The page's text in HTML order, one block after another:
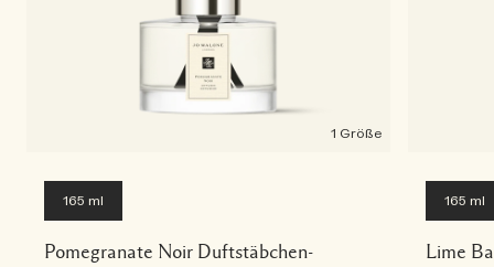
1 Größe
165 ml
Pomegranate Noir Duftstäbchen-
165 ml
Lime